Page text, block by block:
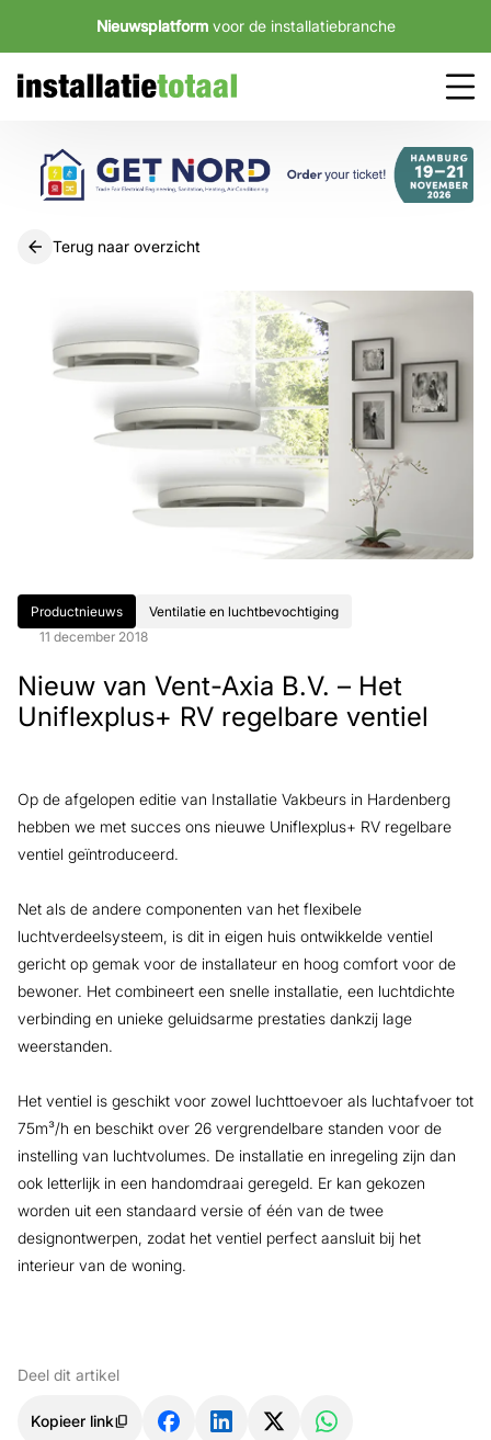
Nieuwsplatform voor de installatiebranche
Terug naar overzicht
Productnieuws
Ventilatie en luchtbevochtiging
11 december 2018
Nieuw van Vent-Axia B.V. – Het
Uniflexplus+ RV regelbare ventiel
Op de afgelopen editie van Installatie Vakbeurs in Hardenberg
hebben we met succes ons nieuwe Uniflexplus+ RV regelbare
ventiel geïntroduceerd.
Net als de andere componenten van het flexibele
luchtverdeelsysteem, is dit in eigen huis ontwikkelde ventiel
gericht op gemak voor de installateur en hoog comfort voor de
bewoner. Het combineert een snelle installatie, een luchtdichte
verbinding en unieke geluidsarme prestaties dankzij lage
weerstanden.
Het ventiel is geschikt voor zowel luchttoevoer als luchtafvoer tot
75m³/h en beschikt over 26 vergrendelbare standen voor de
instelling van luchtvolumes. De installatie en inregeling zijn dan
ook letterlijk in een handomdraai geregeld. Er kan gekozen
worden uit een standaard versie of één van de twee
designontwerpen, zodat het ventiel perfect aansluit bij het
interieur van de woning.
Deel dit artikel
Kopieer link